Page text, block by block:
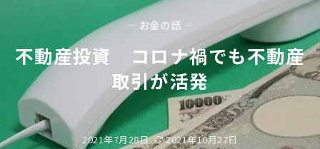
— お金の話 —
不動産投資 コロナ禍でも不動産
取引が活発
2021年7月28日 2021年10月27日